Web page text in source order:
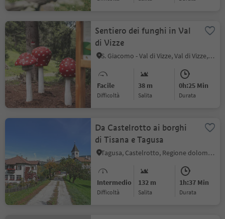
Sentiero dei funghi in Val
di Vizze
S. Giacomo - Val di Vizze, Val di Vizze, Vipiteno e dintorni
Facile
Difficoltà
38 m
Salita
0h:25 Min
durata
Da Castelrotto ai borghi
di Tisana e Tagusa
Tagusa, Castelrotto, Regione dolomitica Alpe di Siusi
Intermedio
Difficoltà
132 m
Salita
1h:37 Min
durata